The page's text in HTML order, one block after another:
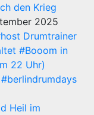
den Krieg
2025
Drumtrainer
#Booom in
22 Uhr)
Heil im